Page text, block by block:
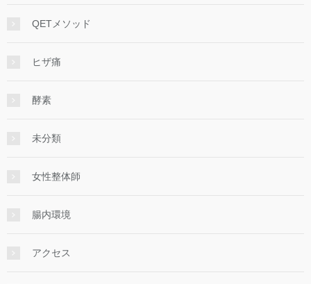
QETメソッド
ヒザ痛
酵素
未分類
女性整体師
腸内環境
アクセス